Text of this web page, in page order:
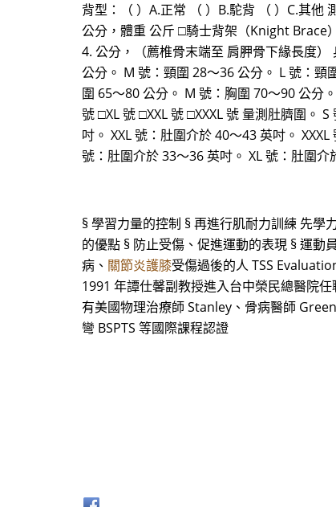
背型：（ ）A.正常 （ ）B.駝背 （ ）C.其他
公分，體重 公斤 □騎士背架（Knight Brace
4. 公分，（薦椎骨末端至 肩胛骨下緣長度
公分。 M 號：頸圍 28～36 公分。 L 號：頸
圍 65～80 公分。 M 號：胸圍 70～90 公分
號 □XL 號 □XXL 號 □XXXL 號 量測肚臍圍。
吋。 XXL 號：肚圍介於 40～43 英吋。
號：肚圍介於 33～36 英吋。 XL 號：肚圍
§ 學習力量的控制 § 再進行肌耐力訓練 先
的優點 § 防止受傷、促進運動的表現 § 運動
病、 關節炎護膝受傷過後的人 TSS
1991 年譚仕馨副教授進入台中榮民總醫院
有美國物理治療師 Stanley、骨病醫師
彎 BSPTS 等國際課程認證